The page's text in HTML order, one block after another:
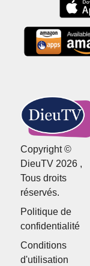
Copyright ©
DieuTV 2026 ,
Tous droits
réservés.
Politique de
confidentialité
Conditions
d'utilisation